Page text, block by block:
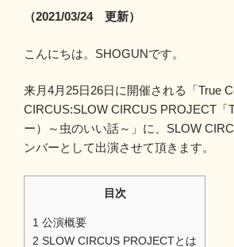
（2021/03/24 更新）
こんにちは。SHOGUNです。
来月4月25日26日に開催される「True
CIRCUS:SLOW CIRCUS PROJECT「
ー）～虫のいい話～ 」に、 SLOW
ンバーとして出演させて頂きます。
目次
1 公演概要
2 SLOW CIRCUS PROJECTとは